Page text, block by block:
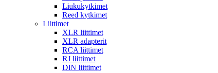
Liukukytkimet
Reed kytkimet
Liittimet
XLR liittimet
XLR adapterit
RCA liittimet
RJ liittimet
DIN liittimet